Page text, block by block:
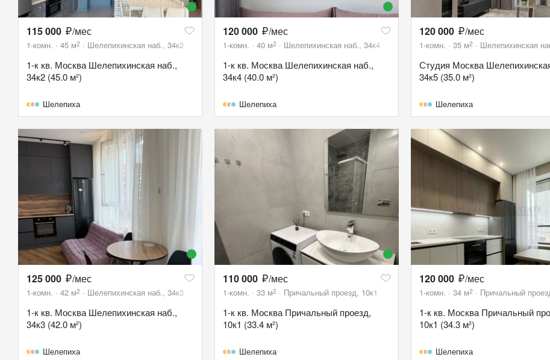
115 000 /мес
1-комн. 45 м2 Шелепихинская наб., 34к2
1-к кв. Москва Шелепихинская наб.,
34к2 (45.0 м²)
Шелепиха
120 000 /мес
1-комн. 40 м2 Шелепихинская наб., 34к4
1-к кв. Москва Шелепихинская наб.,
34к4 (40.0 м²)
Шелепиха
120 000 /мес
1-комн. 35 м2 Шелепихинская
Студия Москва
34к5 (35.0 м²)
Шелепиха
125 000 /мес
1-комн. 42 м2 Шелепихинская наб., 34к3
1-к кв. Москва Шелепихинская наб.,
34к3 (42.0 м²)
Шелепиха
110 000 /мес
1-комн. 33 м2 Причальный проезд, 10к1
1-к кв. Москва Причальный проезд,
10к1 (33.4 м²)
Шелепиха
120 000 /мес
1-комн. 34 м2 Причальный
1-к кв. Москва Причальный
10к1 (34.3 м²)
Шелепиха